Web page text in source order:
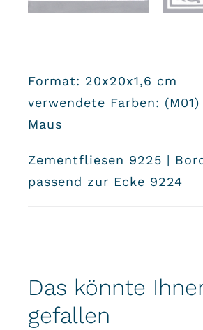
Format: 20x20x1,6 cm
verwendete Farben:
Maus
Zementfliesen 9225 |
passend zur Ecke 9224
Das könnte
gefallen